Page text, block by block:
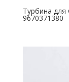
Турбина для
9670371380